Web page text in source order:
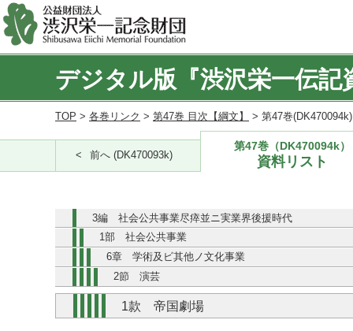
デジタル版『渋沢栄一伝記
TOP > 各巻リンク > 第47巻 目次【綱文】 > 第47巻
前へ (DK470093k)
第47巻（DK470094k）
資料リスト
3編 社会公共事業尽瘁並ニ実業界後援時代
1部 社会公共事業
6章 学術及ビ其他ノ文化事業
2節 演芸
1款 帝国劇場